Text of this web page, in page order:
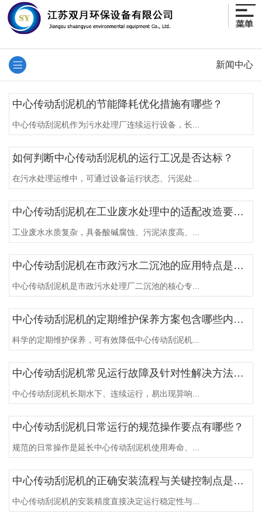
新闻中心
中心传动刮泥机的节能降耗优化措施有哪些？
中心传动刮泥机作为污水处理厂连续运行设备，长...
如何判断中心传动刮泥机的运行工况是否达标？
在污水处理运维中，可通过设备运行状态、污泥处...
中心传动刮泥机在工业废水处理中的适配改造要点？
工业废水水质复杂，具备酸碱腐蚀、污泥浓度高、...
中心传动刮泥机在市政污水二沉池的应用特点是什么？
中心传动刮泥机是市政污水处理厂二沉池的核心专...
中心传动刮泥机的定期维护保养方案包含哪些内容？
科学的定期维护保养，可有效降低中心传动刮泥机...
中心传动刮泥机常见运行故障及针对性解决方法是什么？
中心传动刮泥机长期水下、连续运行，易出现异响...
中心传动刮泥机日常运行的规范操作要点有哪些？
规范的日常操作是延长中心传动刮泥机使用寿命、...
中心传动刮泥机的正确安装流程与关键控制点是什么？
中心传动刮泥机的安装精度直接决定运行稳定性与...